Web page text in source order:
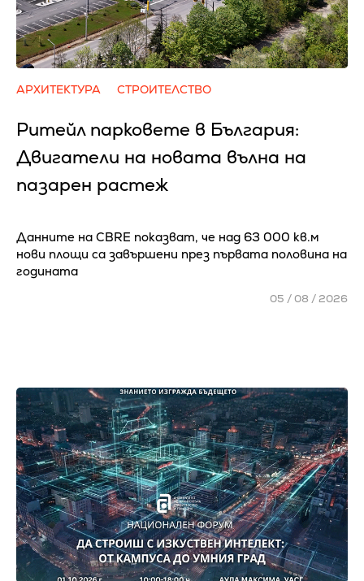
АРХИТЕКТУРА СТРОИТЕЛСТВО
Ритейл парковете в България:
Двигатели на новата вълна на
пазарен растеж
Данните на CBRE показват, че над 63 000 кв.м
нови площи са завършени през първата половина на
годината
05 / 08 / 2026